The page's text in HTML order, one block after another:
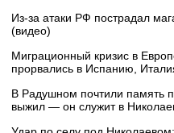
Из-за атаки РФ пострадал
(видео)
Миграционный кризис в
прорвались в Испанию,
В Радушном почтили память
выжил — он служит в